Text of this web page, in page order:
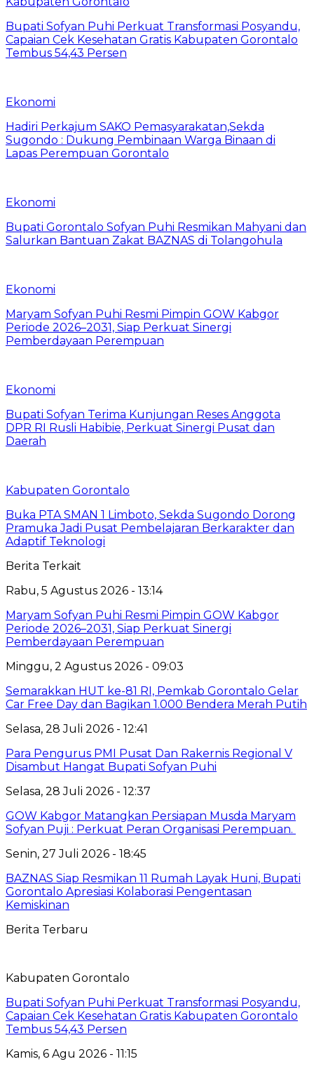
Bupati Sofyan Puhi Perkuat Transformasi Posyandu,
Capaian Cek Kesehatan Gratis Kabupaten Gorontalo
Tembus 54,43 Persen
Ekonomi
Hadiri Perkajum SAKO Pemasyarakatan,Sekda
Sugondo : Dukung Pembinaan Warga Binaan di
Lapas Perempuan Gorontalo
Ekonomi
Bupati Gorontalo Sofyan Puhi Resmikan Mahyani dan
Salurkan Bantuan Zakat BAZNAS di Tolangohula
Ekonomi
Maryam Sofyan Puhi Resmi Pimpin GOW Kabgor
Periode 2026–2031, Siap Perkuat Sinergi
Pemberdayaan Perempuan
Ekonomi
Bupati Sofyan Terima Kunjungan Reses Anggota
DPR RI Rusli Habibie, Perkuat Sinergi Pusat dan
Daerah
Kabupaten Gorontalo
Buka PTA SMAN 1 Limboto, Sekda Sugondo Dorong
Pramuka Jadi Pusat Pembelajaran Berkarakter dan
Adaptif Teknologi
Berita Terkait
Rabu, 5 Agustus 2026 - 13:14
Maryam Sofyan Puhi Resmi Pimpin GOW Kabgor
Periode 2026–2031, Siap Perkuat Sinergi
Pemberdayaan Perempuan
Minggu, 2 Agustus 2026 - 09:03
Semarakkan HUT ke-81 RI, Pemkab Gorontalo Gelar
Car Free Day dan Bagikan 1.000 Bendera Merah Putih
Selasa, 28 Juli 2026 - 12:41
Para Pengurus PMI Pusat Dan Rakernis Regional V
Disambut Hangat Bupati Sofyan Puhi
Selasa, 28 Juli 2026 - 12:37
GOW Kabgor Matangkan Persiapan Musda Maryam
Sofyan Puji : Perkuat Peran Organisasi Perempuan.
Senin, 27 Juli 2026 - 18:45
BAZNAS Siap Resmikan 11 Rumah Layak Huni, Bupati
Gorontalo Apresiasi Kolaborasi Pengentasan
Kemiskinan
Berita Terbaru
Kabupaten Gorontalo
Bupati Sofyan Puhi Perkuat Transformasi Posyandu,
Capaian Cek Kesehatan Gratis Kabupaten Gorontalo
Tembus 54,43 Persen
Kamis, 6 Agu 2026 - 11:15